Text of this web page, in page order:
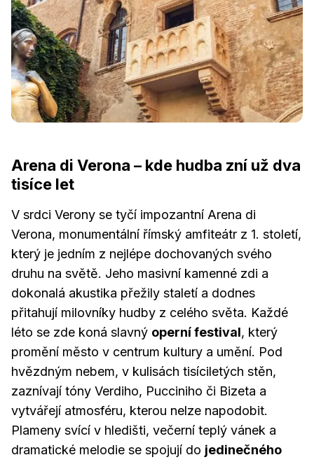
Arena di Verona – kde hudba zní už dva
tisíce let
V srdci Verony se tyčí impozantní Arena di
Verona, monumentální římský amfiteátr z 1. století,
který je jedním z nejlépe dochovaných svého
druhu na světě. Jeho masivní kamenné zdi a
dokonalá akustika přežily staletí a dodnes
přitahují milovníky hudby z celého světa. Každé
léto se zde koná slavný operní festival, který
promění město v centrum kultury a umění. Pod
hvězdným nebem, v kulisách tisíciletých stěn,
zaznívají tóny Verdiho, Pucciniho či Bizeta a
vytvářejí atmosféru, kterou nelze napodobit.
Plameny svící v hledišti, večerní teplý vánek a
dramatické melodie se spojují do jedinečného